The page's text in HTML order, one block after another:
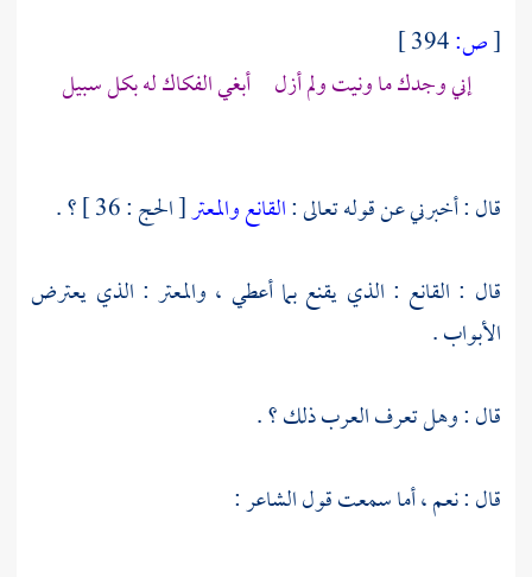
[ص:
إني وجدك ما ونيت ولم أزل أبغي الفكاك له بكل سبيل
قال : أخبرني عن قوله تعالى :القانع والمعتر[ الحج : 36 ] ؟ .
قال : القانع : الذي يقنع بما أعطي ، والمعتر : الذي يعترض
الأبواب .
قال : وهل تعرف العرب ذلك ؟ .
قال : نعم ، أما سمعت قول الشاعر :